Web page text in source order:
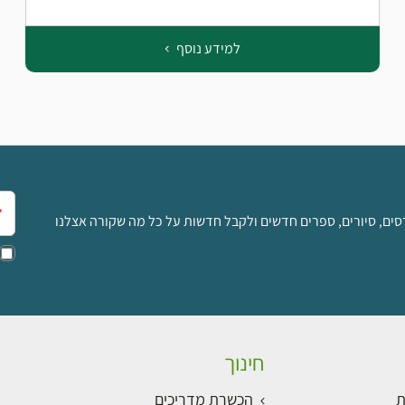
למידע נוסף
סיורים, ספרים חדשים ולקבל חדשות על כל מה שקורה אצלנו
חינוך
הכשרת מדריכים